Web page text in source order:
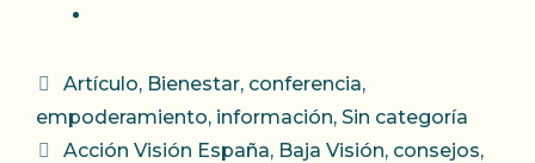
Categorías
Artículo, Bienestar, conferencia,
empoderamiento, información, Sin categoría
Etiquetas
Acción Visión España, Baja Visión, consejos,